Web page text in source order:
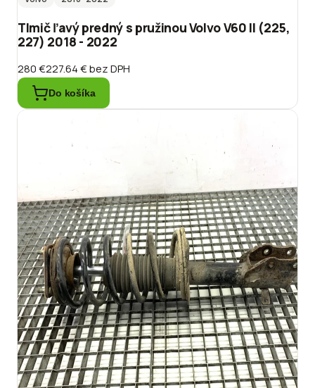
Tlmič ľavý predný s pružinou Volvo V60 II (225,
227) 2018 - 2022
280 €227.64 €bez DPH
Do košíka